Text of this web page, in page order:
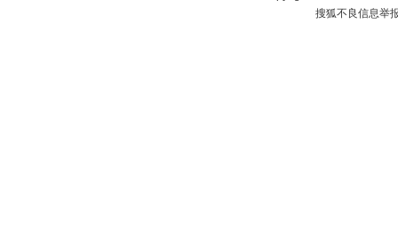
搜狐不良信息举